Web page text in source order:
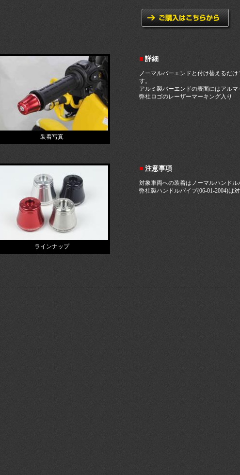
装着写真
■ 詳細
ノーマルバーエンドと付け替えるだ
す。
アルミ製バーエンドの表面にはアルマ
弊社ロゴのレーザーマーキング入り
ラインナップ
■ 注意事項
対象車両への装着はノーマルハンドル
弊社製ハンドルパイプ(06-01-2004)は対